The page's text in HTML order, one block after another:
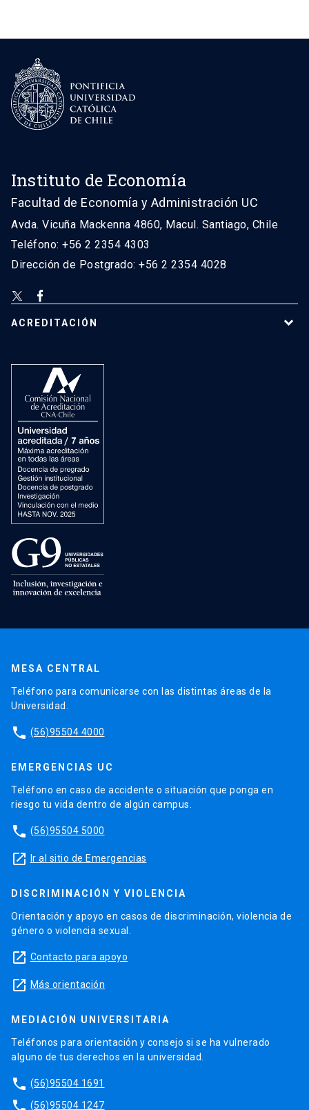
Instituto de Economía
Facultad de Economía y Administración UC
Avda. Vicuña Mackenna 4860, Macul. Santiago, Chile
Teléfono: +56 2 2354 4303
Dirección de Postgrado: +56 2 2354 4028
ACREDITACIÓN
MESA CENTRAL
Teléfono para comunicarse con las distintas áreas de la
Universidad.
phone (56)95504 4000
EMERGENCIAS UC
Teléfono en caso de accidente o situación que ponga en
riesgo tu vida dentro de algún campus.
phone (56)95504 5000
launch Ir al sitio de Emergencias
DISCRIMINACIÓN Y VIOLENCIA
Orientación y apoyo en casos de discriminación, violencia de
género o violencia sexual.
launch Contacto para apoyo
launch Más orientación
MEDIACIÓN UNIVERSITARIA
Teléfonos para orientación y consejo si se ha vulnerado
alguno de tus derechos en la universidad.
phone (56)95504 1691
phone (56)95504 1247